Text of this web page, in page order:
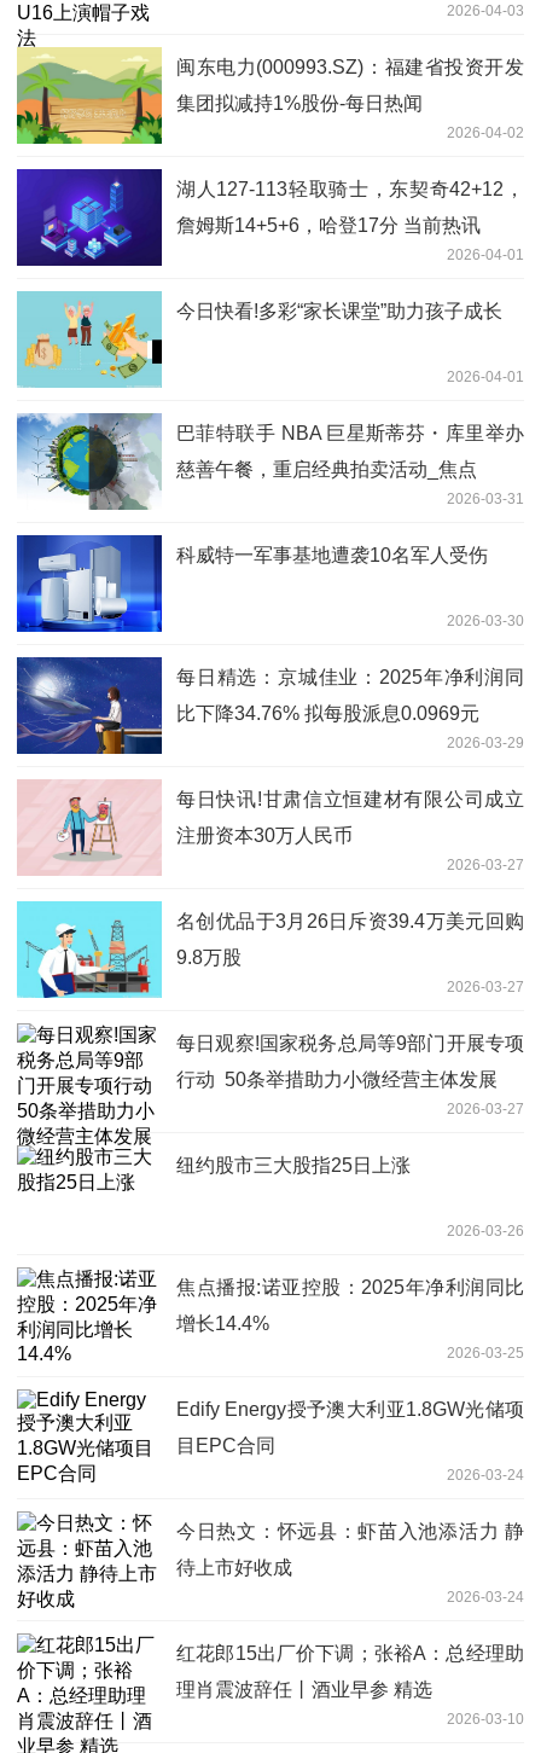
2026-04-03
闽东电力(000993.SZ)：福建省投资开发
集团拟减持1%股份-每日热闻
2026-04-02
湖人127-113轻取骑士，东契奇42+12，
詹姆斯14+5+6，哈登17分 当前热讯
2026-04-01
今日快看!多彩“家长课堂”助力孩子成长
2026-04-01
巴菲特联手 NBA 巨星斯蒂芬・库里举办
慈善午餐，重启经典拍卖活动_焦点
2026-03-31
科威特一军事基地遭袭10名军人受伤
2026-03-30
每日精选：京城佳业：2025年净利润同
比下降34.76% 拟每股派息0.0969元
2026-03-29
每日快讯!甘肃信立恒建材有限公司成立
注册资本30万人民币
2026-03-27
名创优品于3月26日斥资39.4万美元回购
9.8万股
2026-03-27
每日观察!国家税务总局等9部门开展专项
行动 50条举措助力小微经营主体发展
2026-03-27
纽约股市三大股指25日上涨
2026-03-26
焦点播报:诺亚控股：2025年净利润同比
增长14.4%
2026-03-25
Edify Energy授予澳大利亚1.8GW光储项
目EPC合同
2026-03-24
今日热文：怀远县：虾苗入池添活力 静
待上市好收成
2026-03-24
红花郎15出厂价下调；张裕A：总经理助
理肖震波辞任丨酒业早参 精选
2026-03-10